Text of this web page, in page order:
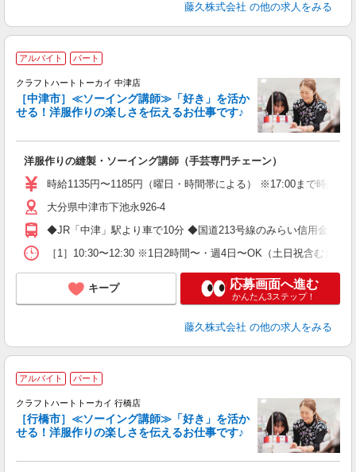
藤久株式会社 の他の求人をみる
アルバイト パート
クラフトハートトーカイ 中津店
［中津市］≪ソーイング講師≫「好き」を活か
せる！洋服作りの楽しさを伝えるお仕事です♪
洋服作りの縫製・ソーイング講師（手芸専門チェーン）
時給1135円〜1185円（曜日・時間帯による） ※17:00まで時給
大分県中津市下池永926-4
◆JR「中津」駅より車で10分 ◆国道213号線のみらい信用金庫如
［1］10:30〜12:30 ※1日2時間〜・週4日〜OK（土日祝含む）
キープ 応募画面へ進む
かんたん3ステップ！
藤久株式会社 の他の求人をみる
アルバイト パート
クラフトハートトーカイ 行橋店
［行橋市］≪ソーイング講師≫「好き」を活か
せる！洋服作りの楽しさを伝えるお仕事です♪